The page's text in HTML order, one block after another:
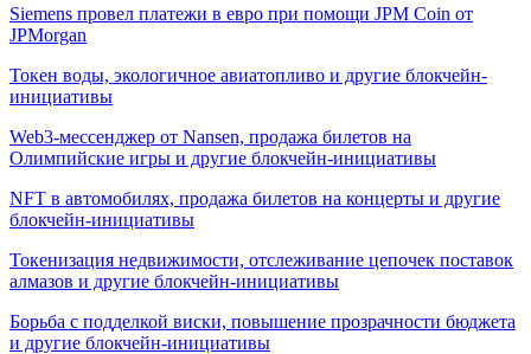
Siemens провел платежи в евро при помощи JPM Coin от
JPMorgan
Токен воды, экологичное авиатопливо и другие блокчейн-
инициативы
Web3-мессенджер от Nansen, продажа билетов на
Олимпийские игры и другие блокчейн-инициативы
NFT в автомобилях, продажа билетов на концерты и другие
блокчейн-инициативы
Токенизация недвижимости, отслеживание цепочек поставок
алмазов и другие блокчейн-инициативы
Борьба с подделкой виски, повышение прозрачности бюджета
и другие блокчейн-инициативы